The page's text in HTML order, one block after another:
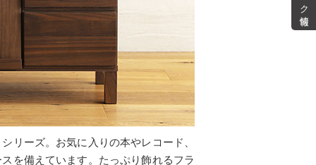
リーズ。お気に入りの本やレコード、
を備えています。たっぷり飾れるフラ